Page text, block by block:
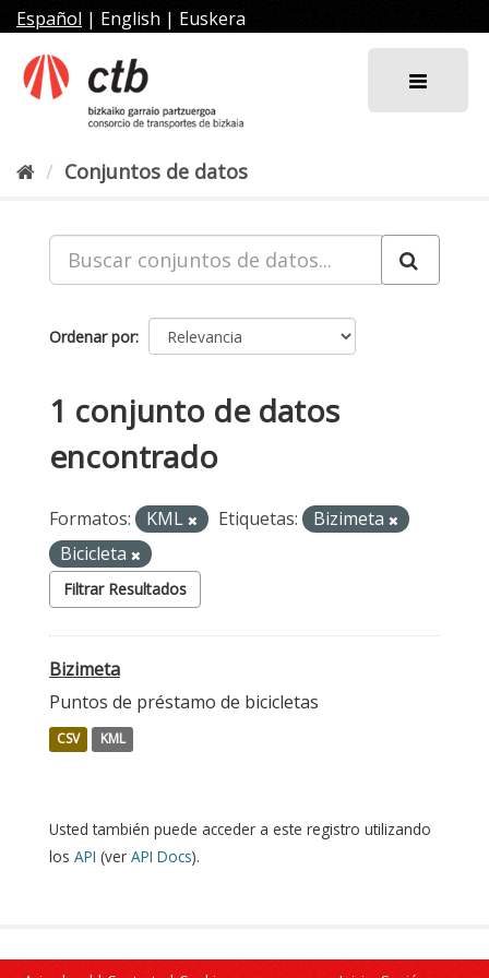
al
contenido
Español | English | Euskera
Conjuntos de datos
Ordenar por
1 conjunto de datos
encontrado
Formatos: KML Etiquetas:
Bizimeta
Bicicleta
Filtrar Resultados
Bizimeta
Puntos de préstamo de bicicletas
CSV KML
Usted también puede acceder a este registro utilizando
los API (ver API Docs).